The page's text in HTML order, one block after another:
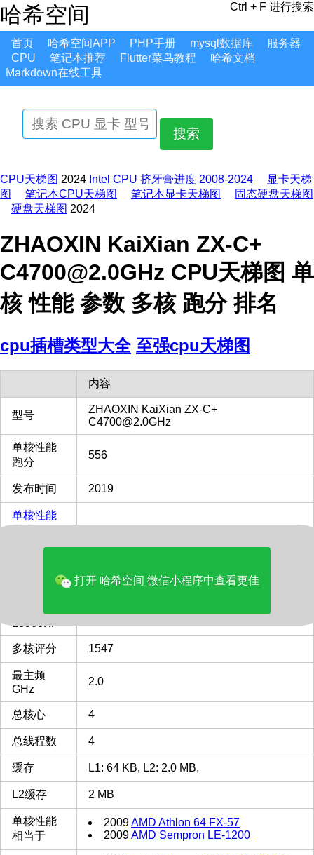
哈希空间 Ctrl + F 进行搜索
首页 哈希空间APP PHP手册 mysql数据库
服务器
CPU
笔记本推荐 Flutter菜鸟教程
哈希文档
Markdown在线工具
搜索
CPU天梯图 2024 Intel CPU 挤牙膏进度 2008-2024
显卡天梯
图
笔记本CPU天梯图 笔记本显卡天梯图
固态硬盘天梯图
硬盘天梯图 2024
ZHAOXIN KaiXian ZX-C+
C4700@2.0GHz CPU天梯图 单
核 性能 参数 多核 跑分 排名
cpu插槽类型大全 至强cpu天梯图
内容
型号
ZHAOXIN KaiXian ZX-C+
C4700@2.0GHz
单核性能
跑分
556
发布时间 2019
单核性能
Intel i9-
多核性能
Intel i9-
13900KF
多核评分 1547
最主频
GHz
2.0
总核心 4
总线程数 4
缓存 L1: 64 KB, L2: 2.0 MB,
L2缓存 2 MB
单核性能
相当于
2009AMD Athlon 64 FX-57
2009AMD Sempron LE-1200
打开 哈希空间 微信小程序中查看更佳